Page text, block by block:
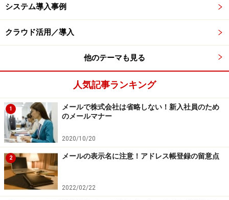
ょう。
で、中小企業でマイナンバーを集めるのは実質的には社
長、もしくは経理・総務担当の奥さん、息子など役員に
なっている親族となります。誰が担当するか、またマイ
ナンバーの収集目的を従業員などに呈示しないといけな
いので、ネットなどで雛形を調べて作成しておきます。
関連ガイド記事
一人親方は注意？本当は怖いマイナンバー法人番号
マイナンバー制度が企業に与える影響
システム導入事例
クラウド活用／導入
他のテーマも見る
人気記事ランキング
1
メールで株式会社は省略しない！新入社員のため
のメールマナー
2020/10/20
2 メールの表示名に注意！アドレス帳登録の留意点
2022/02/22